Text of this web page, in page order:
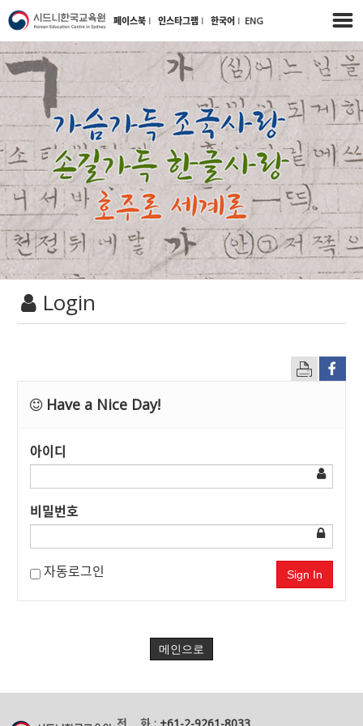
페이스북 l 인스타그램 l 한국어 l ENG
Login
Have a Nice Day!
아이디
비밀번호
자동로그인 Sign In
메인으로